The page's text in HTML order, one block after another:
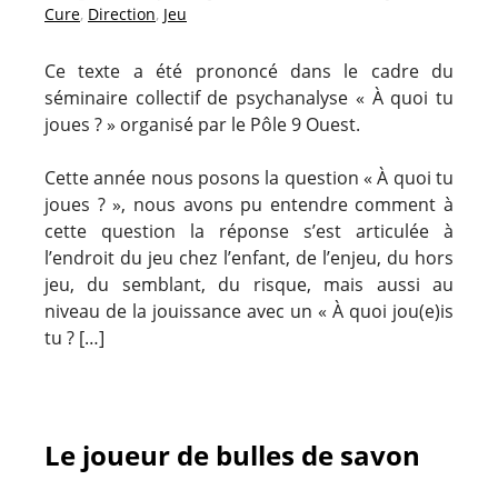
Cure, Direction, Jeu
Ce texte a été prononcé dans le cadre du
séminaire collectif de psychanalyse « À quoi tu
joues ? » organisé par le Pôle 9 Ouest.
Cette année nous posons la question « À quoi tu
joues ? », nous avons pu entendre comment à
cette question la réponse s’est articulée à
l’endroit du jeu chez l’enfant, de l’enjeu, du hors
jeu, du semblant, du risque, mais aussi au
niveau de la jouissance avec un « À quoi jou(e)is
tu ? […]
Le joueur de bulles de savon